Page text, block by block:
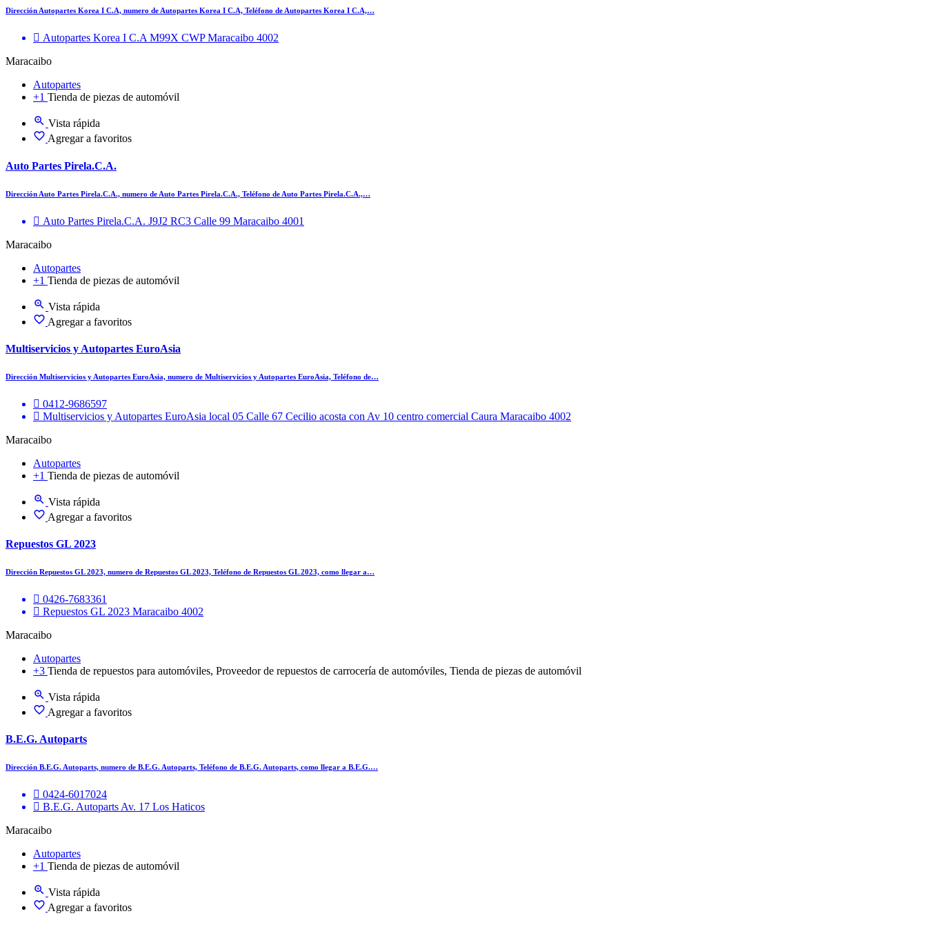
Dirección Autopartes Korea I C.A, numero de Autopartes Korea I C.A, Teléfono de Autopartes Korea I C.A,…
Autopartes Korea I C.A M99X CWP Maracaibo 4002
Maracaibo
Autopartes
+1 Tienda de piezas de automóvil
Vista rápida
Agregar a favoritos
Auto Partes Pirela.C.A.
Dirección Auto Partes Pirela.C.A., numero de Auto Partes Pirela.C.A., Teléfono de Auto Partes Pirela.C.A.,…
Auto Partes Pirela.C.A. J9J2 RC3 Calle 99 Maracaibo 4001
Maracaibo
Autopartes
+1 Tienda de piezas de automóvil
Vista rápida
Agregar a favoritos
Multiservicios y Autopartes EuroAsia
Dirección Multiservicios y Autopartes EuroAsia, numero de Multiservicios y Autopartes EuroAsia, Teléfono de…
0412-9686597
Multiservicios y Autopartes EuroAsia local 05 Calle 67 Cecilio acosta con Av 10 centro comercial Caura Maracaibo 4002
Maracaibo
Autopartes
+1 Tienda de piezas de automóvil
Vista rápida
Agregar a favoritos
Repuestos GL 2023
Dirección Repuestos GL 2023, numero de Repuestos GL 2023, Teléfono de Repuestos GL 2023, como llegar a…
0426-7683361
Repuestos GL 2023 Maracaibo 4002
Maracaibo
Autopartes
+3 Tienda de repuestos para automóviles, Proveedor de repuestos de carrocería de automóviles, Tienda de piezas de automóvil
Vista rápida
Agregar a favoritos
B.E.G. Autoparts
Dirección B.E.G. Autoparts, numero de B.E.G. Autoparts, Teléfono de B.E.G. Autoparts, como llegar a B.E.G.…
0424-6017024
B.E.G. Autoparts Av. 17 Los Haticos
Maracaibo
Autopartes
+1 Tienda de piezas de automóvil
Vista rápida
Agregar a favoritos